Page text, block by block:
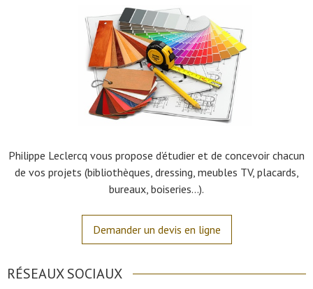
Philippe Leclercq vous propose d’étudier et de concevoir chacun
de vos projets (bibliothèques, dressing, meubles TV, placards,
bureaux, boiseries…).
Demander un devis en ligne
RÉSEAUX SOCIAUX